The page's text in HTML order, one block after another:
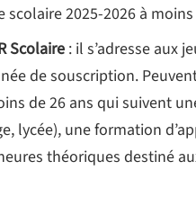
scolaire 2025-2026 à
Scolaire: il s’adresse aux
de souscription.
de 26 ans qui suivent
lycée), une formation
théoriques destiné